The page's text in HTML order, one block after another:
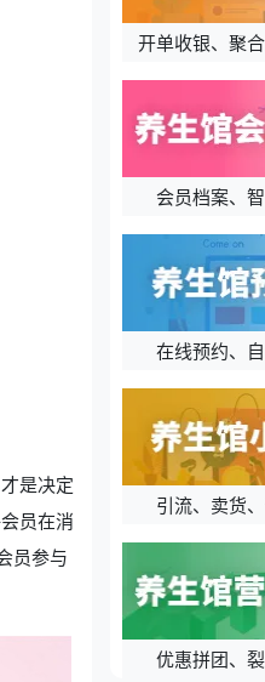
是决定
员在消
员参与
开单收银、聚
会员档案、
在线预约、
引流、卖货
优惠拼团、